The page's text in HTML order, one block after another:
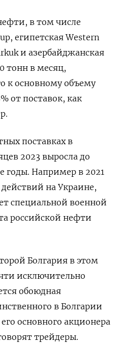
в том числе
египетская Western
и азербайджанская
тонн в месяц,
к основному объему
от поставок, как
поставках в
2023 выросла до
годы. Например в 2021
на Украине,
специальной военной
российской нефти
Болгария в этом
исключительно
обоюдная
в Болгарии
основного акционера
трейдеры.